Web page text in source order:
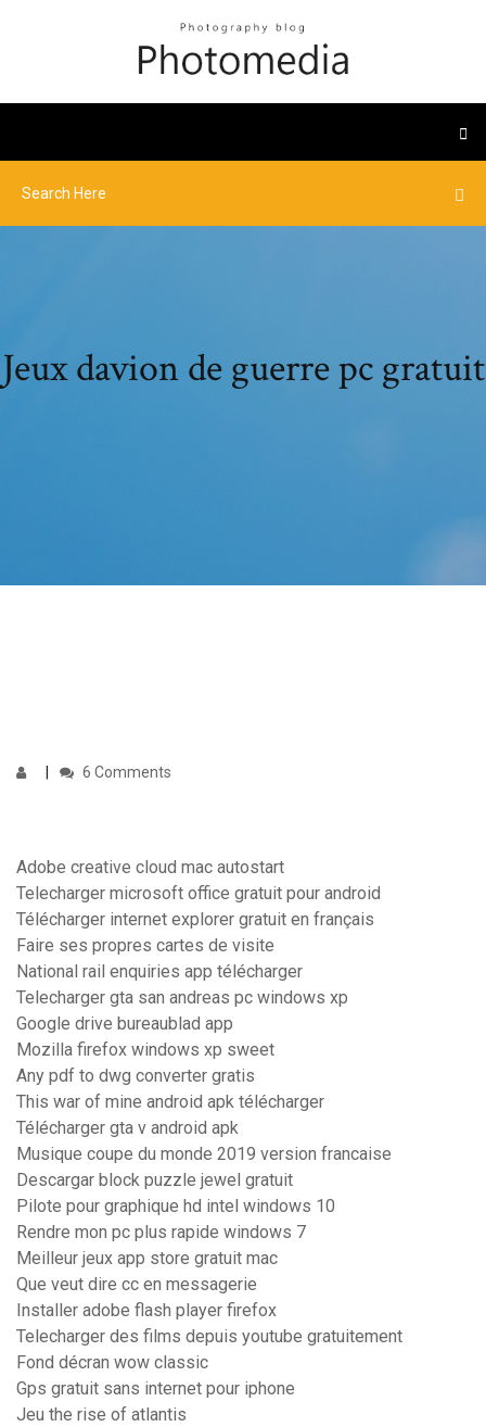
Jeux davion de guerre pc gratuit
6 Comments
Adobe creative cloud mac autostart
Telecharger microsoft office gratuit pour android
Télécharger internet explorer gratuit en français
Faire ses propres cartes de visite
National rail enquiries app télécharger
Telecharger gta san andreas pc windows xp
Google drive bureaublad app
Mozilla firefox windows xp sweet
Any pdf to dwg converter gratis
This war of mine android apk télécharger
Télécharger gta v android apk
Musique coupe du monde 2019 version francaise
Descargar block puzzle jewel gratuit
Pilote pour graphique hd intel windows 10
Rendre mon pc plus rapide windows 7
Meilleur jeux app store gratuit mac
Que veut dire cc en messagerie
Installer adobe flash player firefox
Telecharger des films depuis youtube gratuitement
Fond décran wow classic
Gps gratuit sans internet pour iphone
Jeu the rise of atlantis